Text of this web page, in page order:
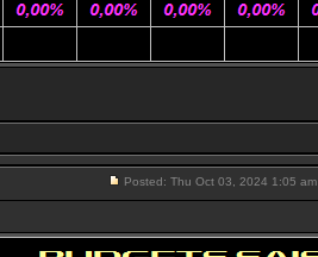
Posted: Thu Oct 03, 2024 1:05 am